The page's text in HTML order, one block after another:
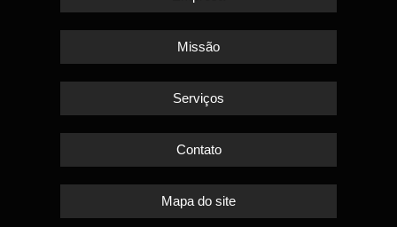
Missão
Serviços
Contato
Mapa do site